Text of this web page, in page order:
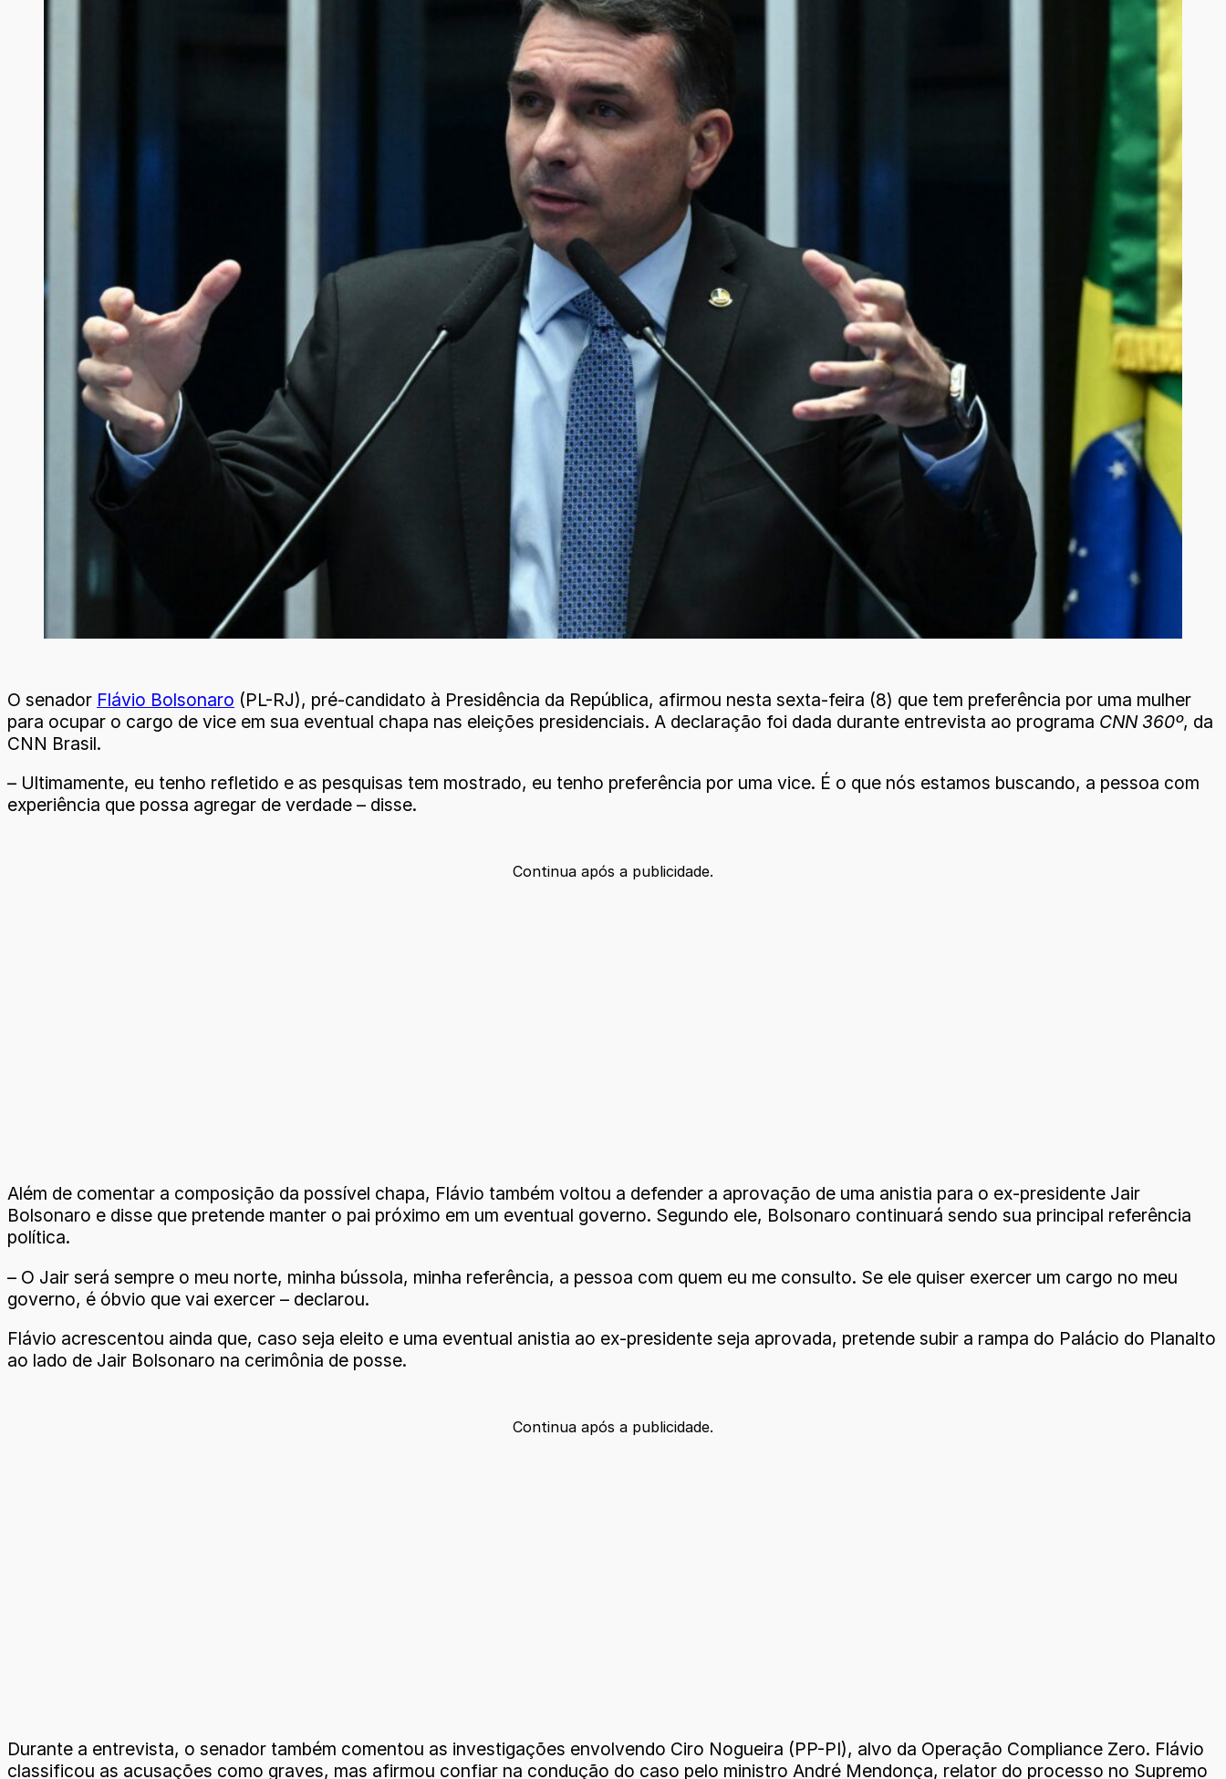
O senador Flávio Bolsonaro (PL-RJ), pré-candidato à Presidência da República, afirmou nesta sexta-feira (8) que tem preferência por uma mulher
para ocupar o cargo de vice em sua eventual chapa nas eleições presidenciais. A declaração foi dada durante entrevista ao programa CNN 360º, da
CNN Brasil.
– Ultimamente, eu tenho refletido e as pesquisas tem mostrado, eu tenho preferência por uma vice. É o que nós estamos buscando, a pessoa com
experiência que possa agregar de verdade – disse.
Continua após a publicidade.
Além de comentar a composição da possível chapa, Flávio também voltou a defender a aprovação de uma anistia para o ex-presidente Jair
Bolsonaro e disse que pretende manter o pai próximo em um eventual governo. Segundo ele, Bolsonaro continuará sendo sua principal referência
política.
– O Jair será sempre o meu norte, minha bússola, minha referência, a pessoa com quem eu me consulto. Se ele quiser exercer um cargo no meu
governo, é óbvio que vai exercer – declarou.
Flávio acrescentou ainda que, caso seja eleito e uma eventual anistia ao ex-presidente seja aprovada, pretende subir a rampa do Palácio do Planalto
ao lado de Jair Bolsonaro na cerimônia de posse.
Continua após a publicidade.
Durante a entrevista, o senador também comentou as investigações envolvendo Ciro Nogueira (PP-PI), alvo da Operação Compliance Zero. Flávio
classificou as acusações como graves, mas afirmou confiar na condução do caso pelo ministro André Mendonça, relator do processo no Supremo